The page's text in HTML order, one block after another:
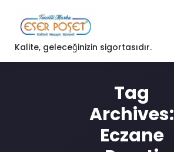
content
Kalite, geleceğinizin sigortasıdır.
Tag
Archives:
Eczane